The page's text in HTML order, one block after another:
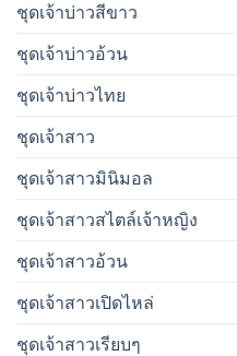
ชุดเจ้าบ่าวสีขาว
ชุดเจ้าบ่าวอ้วน
ชุดเจ้าบ่าวไทย
ชุดเจ้าสาว
ชุดเจ้าสาวมินิมอล
ชุดเจ้าสาวสไตล์เจ้าหญิง
ชุดเจ้าสาวอ้วน
ชุดเจ้าสาวเปิดไหล่
ชุดเจ้าสาวเรียบๆ